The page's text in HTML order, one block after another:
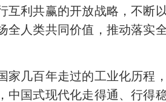
利共赢的开放战略，不断
人类共同价值，推动落实
几百年走过的工业化历程
国式现代化走得通、行得